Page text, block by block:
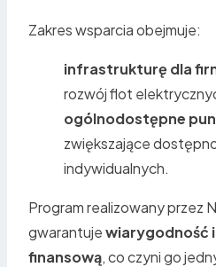
Zakres wsparcia obejmuje:
infrastrukturę dla
rozwój flot
ogólnodostępne
zwiększające
indywidualnych.
Program realizowany przez
gwarantujewiarygodność
finansową, co czyni go